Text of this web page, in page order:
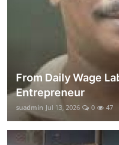
From Daily Wage
Entrepreneur
suadmin Jul 13, 2026 0 47